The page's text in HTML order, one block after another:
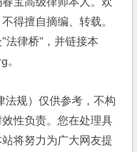
得擅自摘编、转载。
法律桥"，并链接本
。
规）仅供参考，不构
性负责。您在处理具
将努力为广大网友提